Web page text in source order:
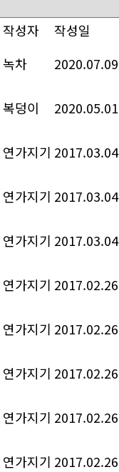
작성자 작성일
녹차 2020.07.09
복덩이 2020.05.01
연가지기 2017.03.04
연가지기 2017.03.04
연가지기 2017.03.04
연가지기 2017.02.26
연가지기 2017.02.26
연가지기 2017.02.26
연가지기 2017.02.26
연가지기 2017.02.26